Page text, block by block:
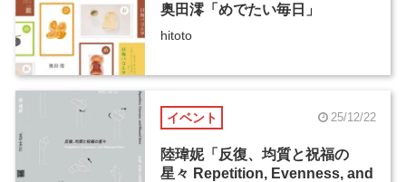
奥田澪「めでたい毎日」
hitoto
イベント 25/12/22
陸瑋妮「反復、均質と祝福の
星々 Repetition, Evenness, and